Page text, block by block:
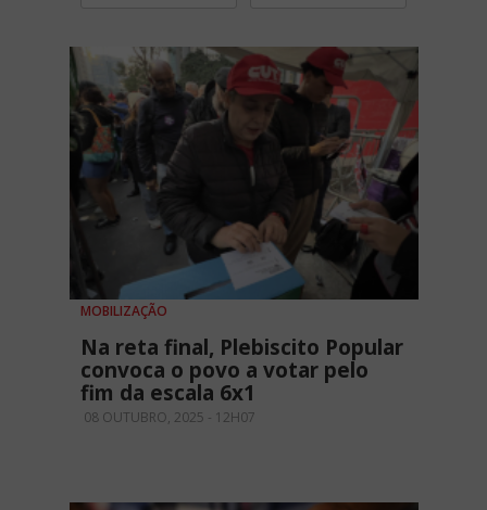
MOBILIZAÇÃO
Na reta final, Plebiscito Popular
convoca o povo a votar pelo
fim da escala 6x1
08 OUTUBRO, 2025 - 12H07